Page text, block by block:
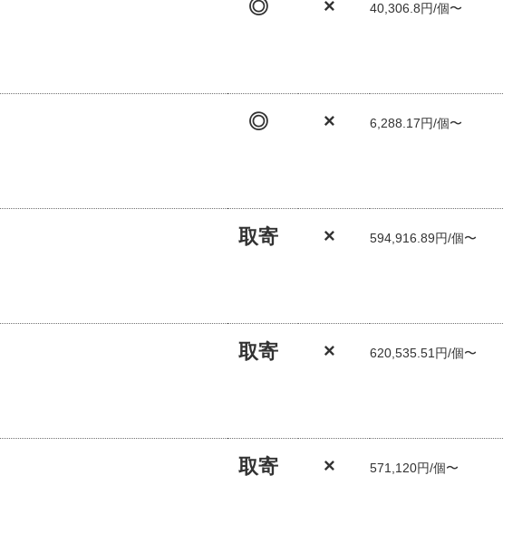
◎ × 40,306.8円/個〜
◎ × 6,288.17円/個〜
取寄 × 594,916.89円/個〜
取寄 × 620,535.51円/個〜
取寄 × 571,120円/個〜